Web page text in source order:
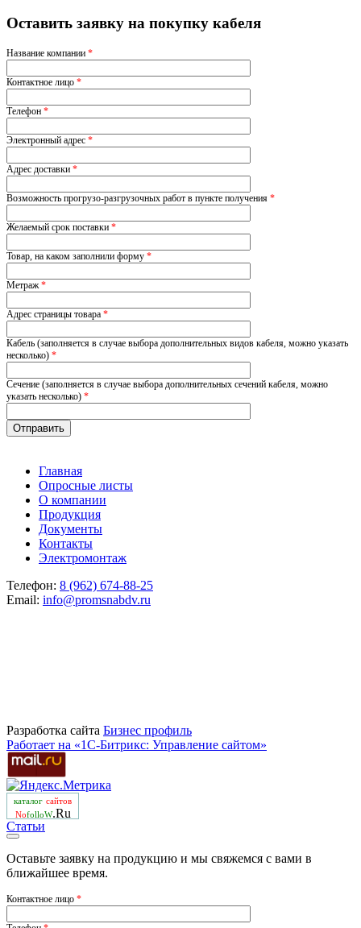
Оставить заявку на покупку кабеля
Название компании *
Контактное лицо *
Телефон *
Электронный адрес *
Адрес доставки *
Возможность прогрузо-разгрузочных работ в пункте получения *
Желаемый срок поставки *
Товар, на каком заполнили форму *
Метраж*
Адрес страницы товара *
Кабель (заполняется в случае выбора дополнительных видов кабеля, можно указать
несколько) *
Сечение (заполняется в случае выбора дополнительных сечений кабеля, можно
указать несколько) *
Главная
Опросные листы
О компании
Продукция
Документы
Контакты
Электромонтаж
Телефон: 8 (962) 674-88-25
Email: info@promsnabdv.ru
Разработка сайта Бизнеc профиль
Работает на «1С-Битрикс: Управление сайтом»
каталог сайтов
NofolloW.Ru
Статьи
Оставьте заявку на продукцию и мы свяжемся с вами в
ближайшее время.
Контактное лицо *